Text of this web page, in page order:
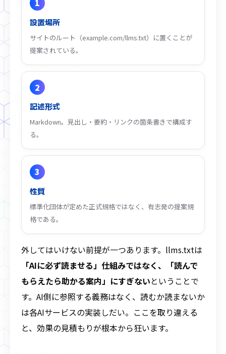
1
設置場所
サイトのルート（example.com/llms.txt）に置くことが
提案されている。
2
記述形式
Markdown。見出し・要約・リンクの箇条書きで構成す
る。
3
性質
標準化団体が定めた正式規格ではなく、有志発の提案規
格である。
外してはいけない前提が一つあります。llms.txtは
「AIに必ず読ませる」仕組みではなく、「読んで
もらえたら助かる案内」にすぎないということで
す。AI側に参照する義務はなく、読むか読まないか
は各AIサービスの実装しだい。ここを取り違える
と、効果の見積もりが根本から狂います。